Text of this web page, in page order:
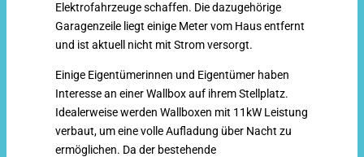
Elektrofahrzeuge schaffen. Die dazugehörige
Garagenzeile liegt einige Meter vom Haus entfernt
und ist aktuell nicht mit Strom versorgt.
Einige Eigentümerinnen und Eigentümer haben
Interesse an einer Wallbox auf ihrem Stellplatz.
Idealerweise werden Wallboxen mit 11kW Leistung
verbaut, um eine volle Aufladung über Nacht zu
ermöglichen. Da der bestehende